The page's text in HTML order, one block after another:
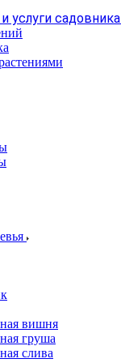
услуги садовника
вишня
груша
слива